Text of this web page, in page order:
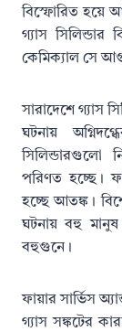
বিস্ফোরিত হয়ে
গ্যাস সিলিন্ডার
কেমিক্যাল সে
সারাদেশে গ্যাস
ঘটনায়
সিলিন্ডারগুলো
পরিণত হচ্ছে।
হচ্ছে আতঙ্ক।
ঘটনায় বহু
বহুগুনে।
ফায়ার সার্ভিস
গ্যাস সঙ্কটের